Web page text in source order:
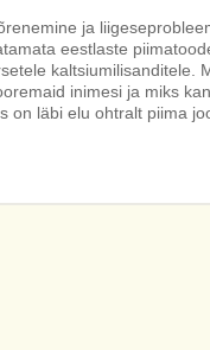
ja
eestlaste
kaltsiumilisanditele.
inimesi ja miks
on läbi elu ohtralt piima